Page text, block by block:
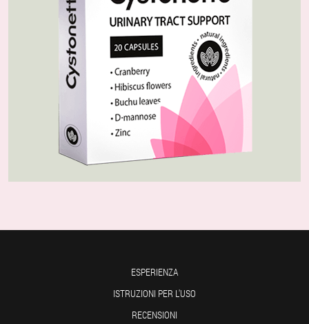
ESPERIENZA
ISTRUZIONI PER L'USO
RECENSIONI